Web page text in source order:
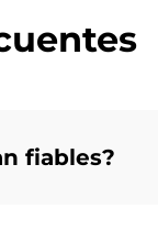
fiables?